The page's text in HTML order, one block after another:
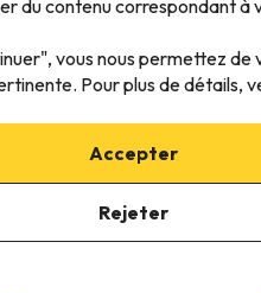
sa boussole, il reviendra.
du contenu correspondant à
vous nous permettez de
Pour plus de détails,
Accepter
Rejeter